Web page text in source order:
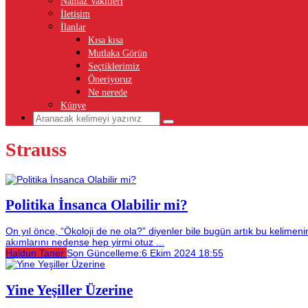
İletişim
İlanlar
Kısa kısa
Mutlaka Görün
Seçtiklerimiz
Öneriyoruz
Ne nerede
Künye
Strauss
Politika İnsanca Olabilir mi?
On yıl önce, “Ökoloji de ne ola?” diyenler bile bugün artık bu
akımlarını nedense hep yirmi otuz ...
Haldun Taner Son Güncelleme:6 Ekim 2024 18:55
Yine Yeşiller Üzerine